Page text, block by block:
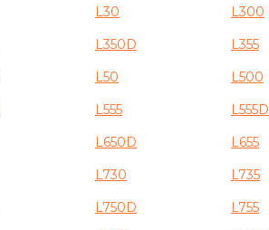
L30
L300
L350D
L355
L50
L500
L555
L555D
L650D
L655
L730
L735
L750D
L755